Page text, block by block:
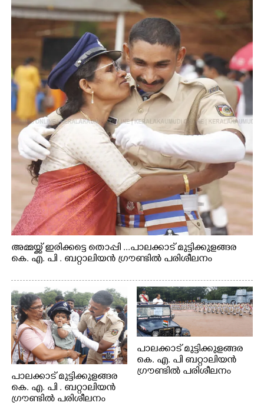
അമ്മയ്ക്ക് ഇരിക്കട്ടെ തൊപ്പി ...പാലക്കാട് മുട്ടിക്കുളങ്ങര
കെ. എ. പി . ബറ്റാലിയൻ ഗ്രൗണ്ടിൽ പരിശീലനം
പാലക്കാട് മുട്ടിക്കുളങ്ങര
കെ. എ. പി . ബറ്റാലിയൻ
ഗ്രൗണ്ടിൽ പരിശീലനം
പാലക്കാട് മുട്ടിക്കുളങ്ങര
കെ. എ. പി ബറ്റാലിയൻ
ഗ്രൗണ്ടിൽ പരിശീലനം